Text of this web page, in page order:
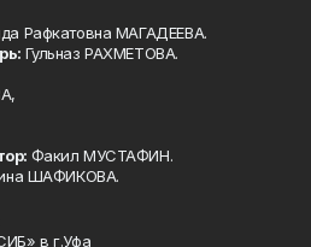
Рафкатовна МАГАДЕЕВА.
Гульназ РАХМЕТОВА.
Факил МУСТАФИН.
ШАФИКОВА.
в г.Уфа